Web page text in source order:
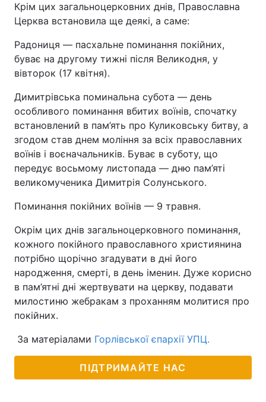
Крім цих загальноцерковних днів, Православна
Церква встановила ще деякі, а саме:
Радониця — пасхальне поминання покійних,
буває на другому тижні після Великодня, у
вівторок (17 квітня).
Димитрівська поминальна субота — день
особливого поминання вбитих воїнів, спочатку
встановлений в пам’ять про Куликовську битву, а
згодом став днем ​​моління за всіх православних
воїнів і воєначальників. Буває в суботу, що
передує восьмому листопада — дню пам’яті
великомученика Димитрія Солунського.
Поминання покійних воїнів — 9 травня.
Окрім цих днів загальноцерковного поминання,
кожного покійного православного християнина
потрібно щорічно згадувати в дні його
народження, смерті, в день іменин. Дуже корисно
в пам’ятні дні жертвувати на церкву, подавати
милостиню жебракам з проханням молитися про
покійних.
За матеріалами Горлівської єпархії УПЦ.
ПІДТРИМАЙТЕ НАС